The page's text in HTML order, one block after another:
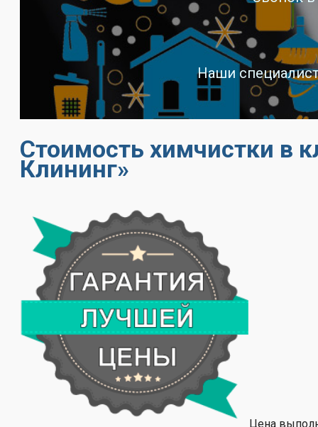
Наши
Стоимость химчистки в
Клининг»
Цена